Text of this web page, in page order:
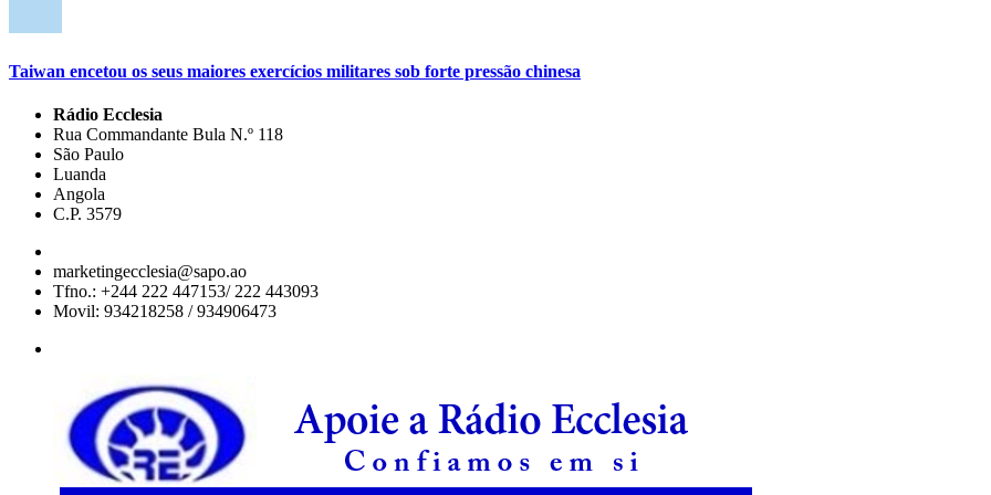
Taiwan encetou os seus maiores exercícios militares sob forte pressão chinesa
Rádio Ecclesia
Rua Commandante Bula N.º 118
São Paulo
Luanda
Angola
C.P. 3579
marketingecclesia@sapo.ao
Tfno.: +244 222 447153/ 222 443093
Movil: 934218258 / 934906473